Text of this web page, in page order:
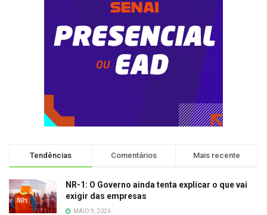
Tendências Comentários Mais recente
NR-1: O Governo ainda tenta explicar o que vai
exigir das empresas
MAIO 9, 2026